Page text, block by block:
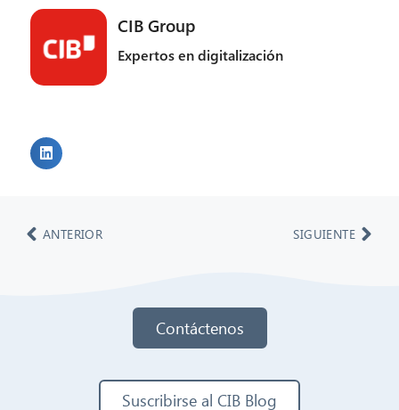
CIB Group
Expertos en digitalización
ANTERIOR SIGUIENTE
Contáctenos
Suscribirse al CIB Blog